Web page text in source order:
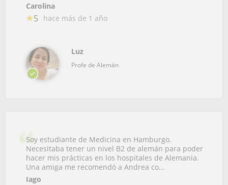
Carolina
5 hace más de 1 año
Luz
Profe de Alemán
Soy estudiante de Medicina en Hamburgo.
Necesitaba tener un nivel B2 de alemán para poder
hacer mis prácticas en los hospitales de Alemania.
Una amiga me recomendó a Andrea co...
Iago